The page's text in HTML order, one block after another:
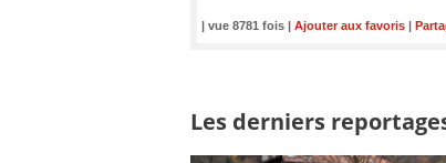
| vue 8781 fois | Ajouter aux favoris
Les derniers